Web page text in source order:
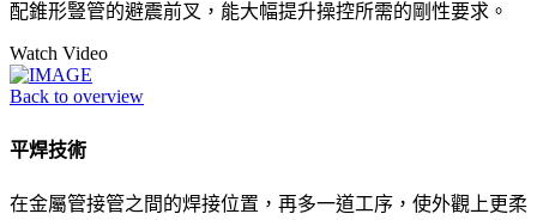
配錐形豎管的避震前叉，能大幅提升操控所需的剛性要求。
Watch Video
Back to overview
平焊技術
在金屬管接管之間的焊接位置，再多一道工序，使外觀上更柔